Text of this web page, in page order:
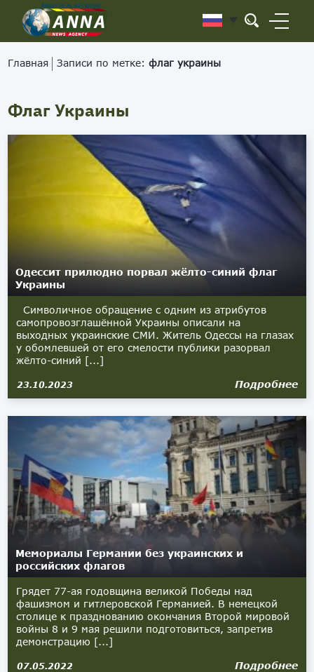
Главная Записи по метке:флаг украины
Флаг Украины
Одессит прилюдно порвал жёлто-синий флаг
Украины
Символичное обращение с одним из атрибутов
самопровозглашённой Украины описали на
выходных украинские СМИ. Житель Одессы на глазах
у обомлевшей от его смелости публики разорвал
жёлто-синий [...]
23.10.2023 Подробнее
Мемориалы Германии без украинских и
российских флагов
Грядет 77-ая годовщина великой Победы над
фашизмом и гитлеровской Германией. В немецкой
столице к празднованию окончания Второй мировой
войны 8 и 9 мая решили подготовиться, запретив
демонстрацию [...]
07.05.2022 Подробнее